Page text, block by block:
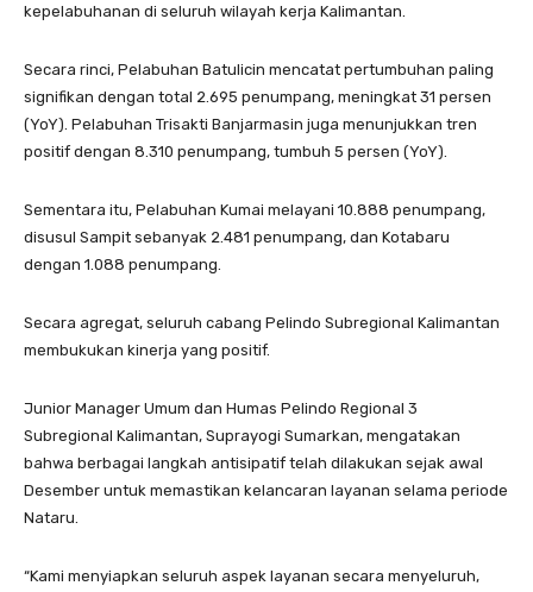
kepelabuhanan di seluruh wilayah kerja Kalimantan.
Secara rinci, Pelabuhan Batulicin mencatat pertumbuhan paling
signifikan dengan total 2.695 penumpang, meningkat 31 persen
(YoY). Pelabuhan Trisakti Banjarmasin juga menunjukkan tren
positif dengan 8.310 penumpang, tumbuh 5 persen (YoY).
Sementara itu, Pelabuhan Kumai melayani 10.888 penumpang,
disusul Sampit sebanyak 2.481 penumpang, dan Kotabaru
dengan 1.088 penumpang.
Secara agregat, seluruh cabang Pelindo Subregional Kalimantan
membukukan kinerja yang positif.
Junior Manager Umum dan Humas Pelindo Regional 3
Subregional Kalimantan, Suprayogi Sumarkan, mengatakan
bahwa berbagai langkah antisipatif telah dilakukan sejak awal
Desember untuk memastikan kelancaran layanan selama periode
Nataru.
“Kami menyiapkan seluruh aspek layanan secara menyeluruh,